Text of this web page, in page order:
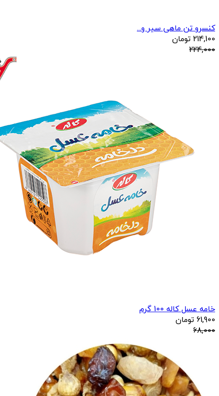
کنسرو تن ماهی سیر و...
214,100 تومان
224,000
خامه عسل کاله 100 گرم
61,900 تومان
68,000